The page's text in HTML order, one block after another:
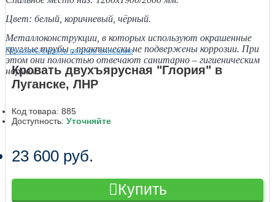
Цвет: белый, коричневый, чёрный.
Металлоконструкции, в которых используют окрашенные
круглые трубы , практически не подвержены коррозии. При
этом они полностью отвечают санитарно – гигиеническим
нормам.
Показать/скрыть полное описание
Кровать двухъярусная "Глория" в
Луганске, ЛНР
Код товара: 885
Доступность: Уточняйте
23 600 руб.
Купить